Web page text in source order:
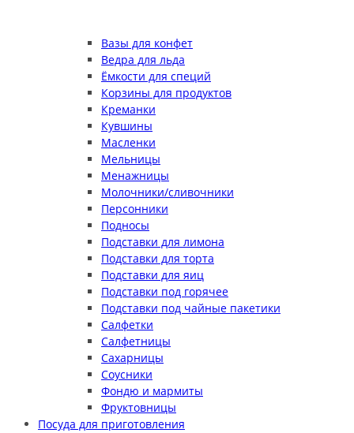
Вазы для конфет
Ведра для льда
Ёмкости для специй
Корзины для продуктов
Креманки
Кувшины
Масленки
Мельницы
Менажницы
Молочники/сливочники
Персонники
Подносы
Подставки для лимона
Подставки для торта
Подставки для яиц
Подставки под горячее
Подставки под чайные пакетики
Салфетки
Салфетницы
Сахарницы
Соусники
Фондю и мармиты
Фруктовницы
Посуда для приготовления